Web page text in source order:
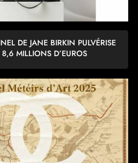
DE JANE BIRKIN PULVÉRISE
MILLIONS D’EUROS